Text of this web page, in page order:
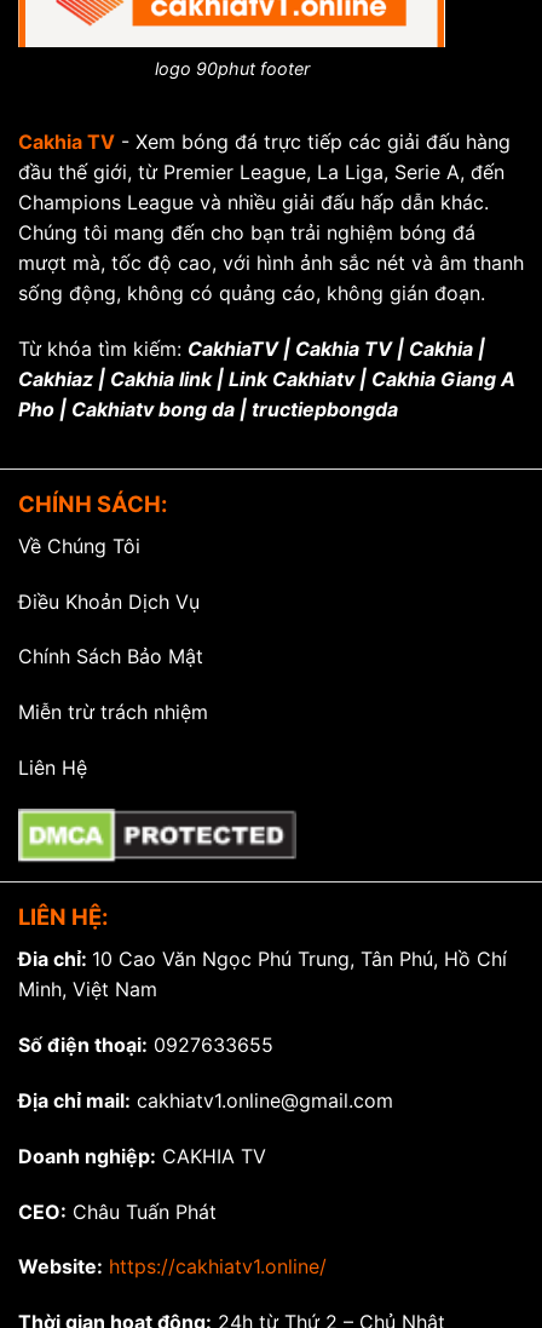
logo 90phut footer
Cakhia TV - Xem bóng đá trực tiếp các giải đấu hàng
đầu thế giới, từ Premier League, La Liga, Serie A, đến
Champions League và nhiều giải đấu hấp dẫn khác.
Chúng tôi mang đến cho bạn trải nghiệm bóng đá
mượt mà, tốc độ cao, với hình ảnh sắc nét và âm thanh
sống động, không có quảng cáo, không gián đoạn.
Từ khóa tìm kiếm: CakhiaTV | Cakhia TV | Cakhia |
Cakhiaz | Cakhia link | Link Cakhiatv | Cakhia Giang A
Pho | Cakhiatv bong da | tructiepbongda
CHÍNH SÁCH:
Về Chúng Tôi
Điều Khoản Dịch Vụ
Chính Sách Bảo Mật
Miễn trừ trách nhiệm
Liên Hệ
LIÊN HỆ:
Đia chỉ: 10 Cao Văn Ngọc Phú Trung, Tân Phú, Hồ Chí
Minh, Việt Nam
Số điện thoại: 0927633655
Địa chỉ mail: cakhiatv1.online@gmail.com
Doanh nghiệp: CAKHIA TV
CEO: Châu Tuấn Phát
Website: https://cakhiatv1.online/
Thời gian hoạt động: 24h từ Thứ 2 – Chủ Nhật